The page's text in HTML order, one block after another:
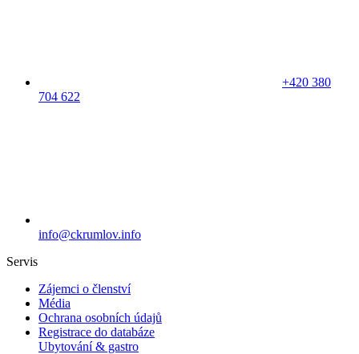
+420 380
704 622
info@ckrumlov.info
Servis
Zájemci o členství
Média
Ochrana osobních údajů
Registrace do databáze
Ubytování & gastro